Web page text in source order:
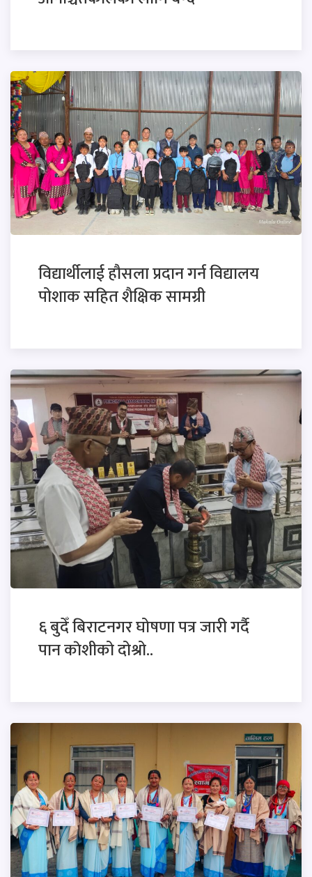
विद्यार्थीलाई हौसला प्रदान गर्न विद्यालय
पोशाक सहित शैक्षिक सामग्री
६ बुदेँ बिराटनगर घोषणा पत्र जारी गर्दै
पान काेशीको दोश्रो..